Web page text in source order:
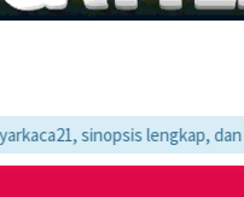
lengkap, dan alur cerita